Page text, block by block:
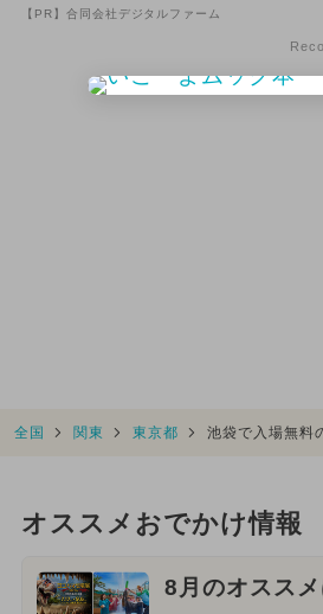
【PR】合同会社デジタルファーム
全国 関東 東京都 池袋で入場無料
オススメおでかけ情報
8月のオススメ